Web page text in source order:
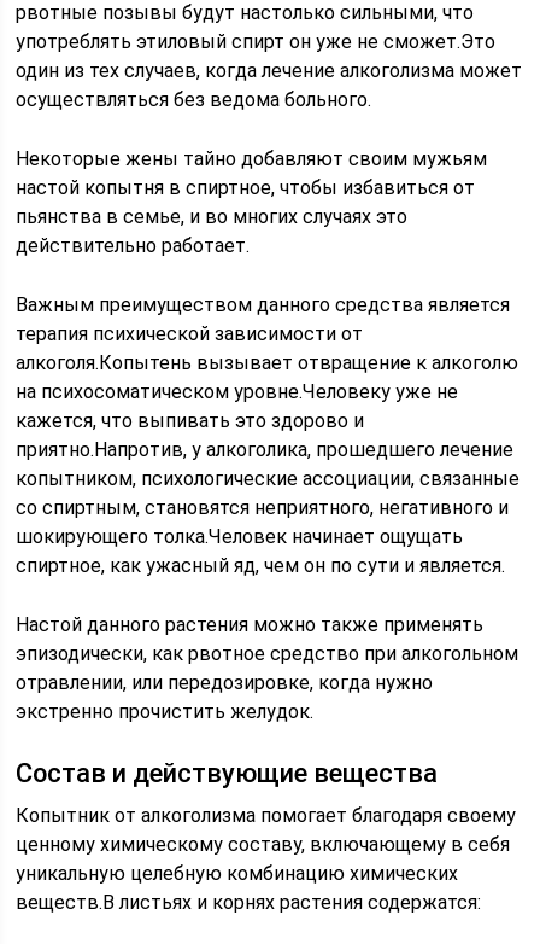
рвотные позывы будут настолько сильными, что
употреблять этиловый спирт он уже не сможет.Это
один из тех случаев, когда лечение алкоголизма может
осуществляться без ведома больного.
Некоторые жены тайно добавляют своим мужьям
настой копытня в спиртное, чтобы избавиться от
пьянства в семье, и во многих случаях это
действительно работает.
Важным преимуществом данного средства является
терапия психической зависимости от
алкоголя.Копытень вызывает отвращение к алкоголю
на психосоматическом уровне.Человеку уже не
кажется, что выпивать это здорово и
приятно.Напротив, у алкоголика, прошедшего лечение
копытником, психологические ассоциации, связанные
со спиртным, становятся неприятного, негативного и
шокирующего толка.Человек начинает ощущать
спиртное, как ужасный яд, чем он по сути и является.
Настой данного растения можно также применять
эпизодически, как рвотное средство при алкогольном
отравлении, или передозировке, когда нужно
экстренно прочистить желудок.
Состав и действующие вещества
Копытник от алкоголизма помогает благодаря своему
ценному химическому составу, включающему в себя
уникальную целебную комбинацию химических
веществ.В листьях и корнях растения содержатся: